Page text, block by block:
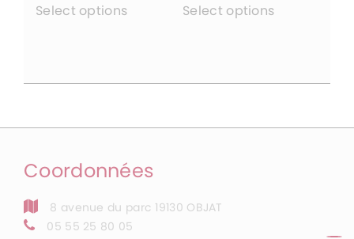
Select options Select options
Coordonnées
8 avenue du parc 19130 OBJAT
05 55 25 80 05